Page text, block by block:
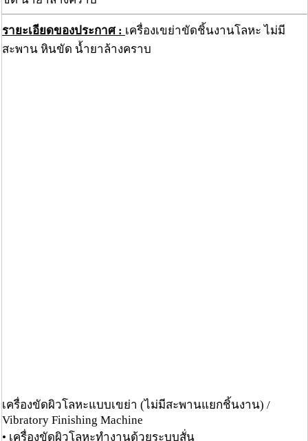
รายะเอียดของประกาศ : เครื่องเขย่าขัดชิ้นงานโลหะ ไม่มี
สะพาน หินขัด น้ำยาล้างคราบ
เครื่องขัดผิวโลหะแบบเขย่า (ไม่มีสะพานแยกชิ้นงาน) /
Vibratory Finishing Machine
• เครื่องขัดผิวโลหะทำงานด้วยระบบสั่น